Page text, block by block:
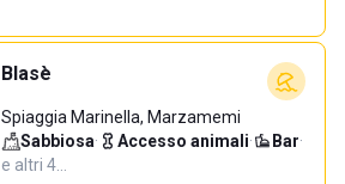
Blasè
Spiaggia Marinella, Marzamemi
Sabbiosa· Accesso animali· Bar·
e altri 4…